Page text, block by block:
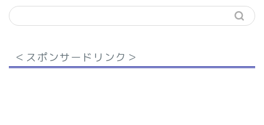
＜スポンサードリンク＞